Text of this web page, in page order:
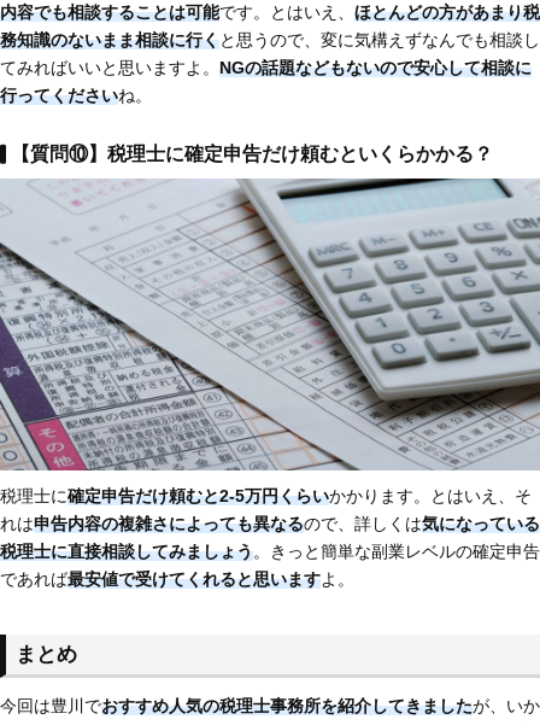
内容でも相談することは可能です。とはいえ、 ほとんどの方があまり税
務知識のないまま相談に行くと思うので、変に気構えずなんでも相談し
てみればいいと思いますよ。 NGの話題などもないので安心して相談に
行ってくださいね。
【質問⑩】税理士に確定申告だけ頼むといくらかかる？
税理士に確定申告だけ頼むと2-5万円くらいかかります。とはいえ、そ
れは申告内容の複雑さによっても異なるので、詳しくは気になっている
税理士に直接相談してみましょう。きっと簡単な副業レベルの確定申告
であれば最安値で受けてくれると思いますよ。
まとめ
今回は豊川でおすすめ人気の税理士事務所を紹介してきましたが、いか